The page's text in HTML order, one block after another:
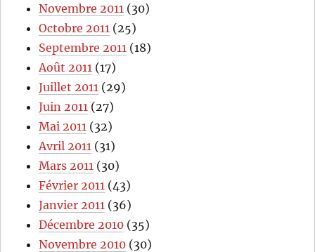
Novembre 2011 (30)
Octobre 2011 (25)
Septembre 2011 (18)
Août 2011 (17)
Juillet 2011 (29)
Juin 2011 (27)
Mai 2011 (32)
Avril 2011 (31)
Mars 2011 (30)
Février 2011 (43)
Janvier 2011 (36)
Décembre 2010 (35)
Novembre 2010 (30)